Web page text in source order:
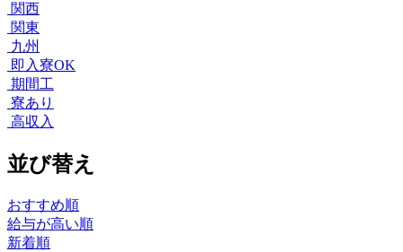
関西
関東
九州
即入寮OK
期間工
寮あり
高収入
並び替え
おすすめ順
給与が高い順
新着順